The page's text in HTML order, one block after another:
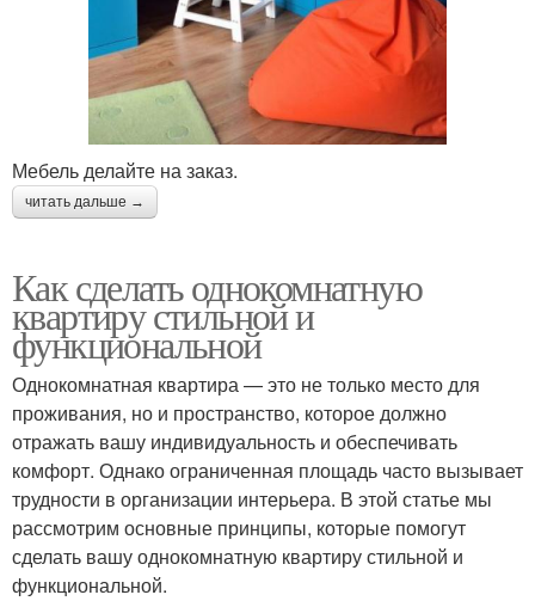
Мебель делайте на заказ.
читать дальше →
Как сделать однокомнатную
квартиру стильной и
функциональной
Однокомнатная квартира — это не только место для
проживания, но и пространство, которое должно
отражать вашу индивидуальность и обеспечивать
комфорт. Однако ограниченная площадь часто вызывает
трудности в организации интерьера. В этой статье мы
рассмотрим основные принципы, которые помогут
сделать вашу однокомнатную квартиру стильной и
функциональной.